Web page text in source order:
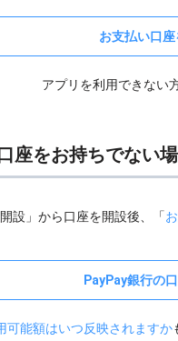
お支払い口
アプリを利用できない
座をお持ちでない
設」から口座を開設後、「
PayPay銀行の
可能額はいつ反映されますか